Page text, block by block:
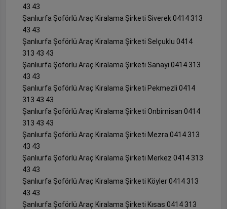
43 43
Şanlıurfa Şoförlü Araç Kiralama Şirketi Siverek 0414 313
43 43
Şanlıurfa Şoförlü Araç Kiralama Şirketi Selçuklu 0414
313 43 43
Şanlıurfa Şoförlü Araç Kiralama Şirketi Sanayi 0414 313
43 43
Şanlıurfa Şoförlü Araç Kiralama Şirketi Pekmezli 0414
313 43 43
Şanlıurfa Şoförlü Araç Kiralama Şirketi Onbirnisan 0414
313 43 43
Şanlıurfa Şoförlü Araç Kiralama Şirketi Mezra 0414 313
43 43
Şanlıurfa Şoförlü Araç Kiralama Şirketi Merkez 0414 313
43 43
Şanlıurfa Şoförlü Araç Kiralama Şirketi Köyler 0414 313
43 43
Şanlıurfa Şoförlü Araç Kiralama Şirketi Kısas 0414 313